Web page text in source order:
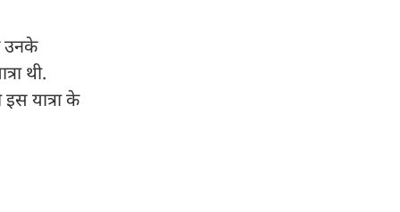
उनके
थी.
यात्रा के